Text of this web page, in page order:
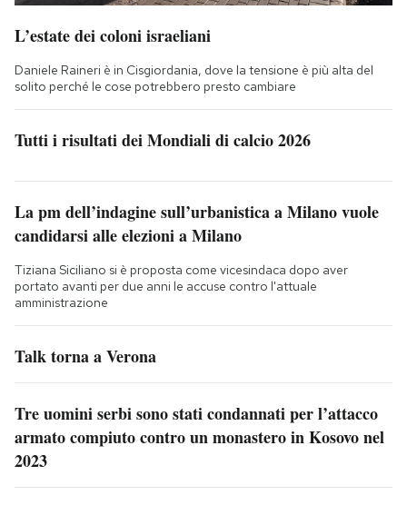
L’estate dei coloni israeliani
Daniele Raineri è in Cisgiordania, dove la tensione è più alta del
solito perché le cose potrebbero presto cambiare
Tutti i risultati dei Mondiali di calcio 2026
La pm dell’indagine sull’urbanistica a Milano vuole
candidarsi alle elezioni a Milano
Tiziana Siciliano si è proposta come vicesindaca dopo aver
portato avanti per due anni le accuse contro l'attuale
amministrazione
Talk torna a Verona
Tre uomini serbi sono stati condannati per l’attacco
armato compiuto contro un monastero in Kosovo nel
2023